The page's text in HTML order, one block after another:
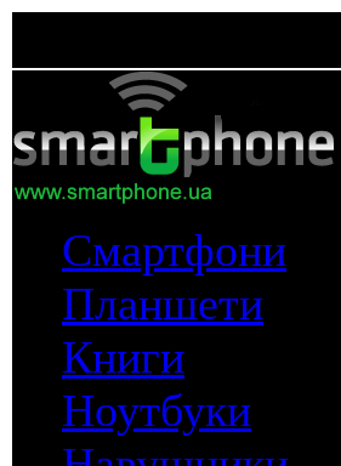
Смартфони
Планшети
Книги
Ноутбуки